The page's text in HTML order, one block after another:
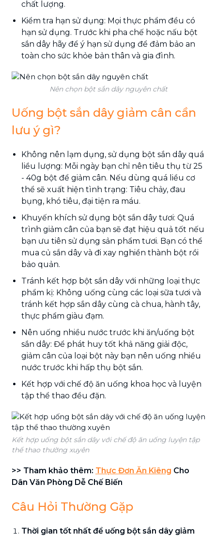
chất lượng.
Kiểm tra hạn sử dụng: Mọi thực phẩm đều có
hạn sử dụng. Trước khi pha chế hoặc nấu bột
sắn dây hãy để ý hạn sử dụng để đảm bảo an
toàn cho sức khỏe bản thân và gia đình.
Nên chọn bột sắn dây nguyên chất
Uống bột sắn dây giảm cân cần
lưu ý gì?
Không nên lạm dụng, sử dụng bột sắn dây quá
liều lượng: Mỗi ngày bạn chỉ nên tiêu thụ từ 25
- 40g bột để giảm cân. Nếu dùng quá liều cơ
thể sẽ xuất hiện tình trạng: Tiêu chảy, đau
bụng, khó tiêu, đại tiện ra máu.
Khuyến khích sử dụng bột sắn dây tươi: Quá
trình giảm cân của bạn sẽ đạt hiệu quả tốt nếu
bạn ưu tiên sử dụng sản phẩm tươi. Bạn có thể
mua củ sắn dây và đi xay nghiền thành bột rồi
bảo quản.
Tránh kết hợp bột sắn dây với những loại thực
phẩm kị: Không uống cùng các loại sữa tươi và
tránh kết hợp sắn dây cùng cà chua, hành tây,
thực phẩm giàu đạm.
Nên uống nhiều nước trước khi ăn/uống bột
sắn dây: Để phát huy tốt khả năng giải độc,
giảm cân của loại bột này bạn nên uống nhiều
nước trước khi hấp thụ bột sắn.
Kết hợp với chế độ ăn uống khoa học và luyện
tập thể thao đều đặn.
Kết hợp uống bột sắn dây với chế độ ăn uống luyện tập
thể thao thường xuyên
>> Tham khảo thêm: Thực Đơn Ăn Kiêng Cho
Dân Văn Phòng Dễ Chế Biến
Câu Hỏi Thường Gặp
Thời gian tốt nhất để uống bột sắn dây giảm